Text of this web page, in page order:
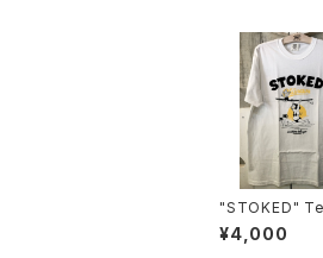
"STOKED" Tee (C.
C.)
¥4,000